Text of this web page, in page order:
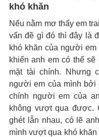
khó khăn
Nếu nằm mơ thấy em
vấn đề gì đó thì đây là
khó khăn của người
khiến anh em có thể
mặt tài chính. Nhưng
người em của mình bởi
chính người em của
không vượt qua được.
ghét lẫn nhau, có lẽ
mình vượt qua khó